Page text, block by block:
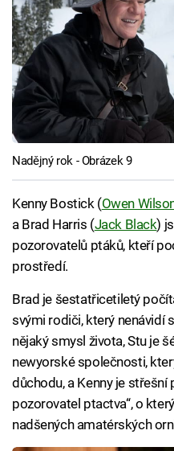
Nadějný rok - Obrázek 9
Kenny Bostick (Owen
a Brad Harris (Jack Black)
pozorovatelů ptáků, kteří
prostředí.
Brad je šestatřicetiletý
svými rodiči, který nenávidí
nějaký smysl života, Stu je
newyorské společnosti,
důchodu, a Kenny je střešní
pozorovatel ptactva“, o
nadšených amatérských